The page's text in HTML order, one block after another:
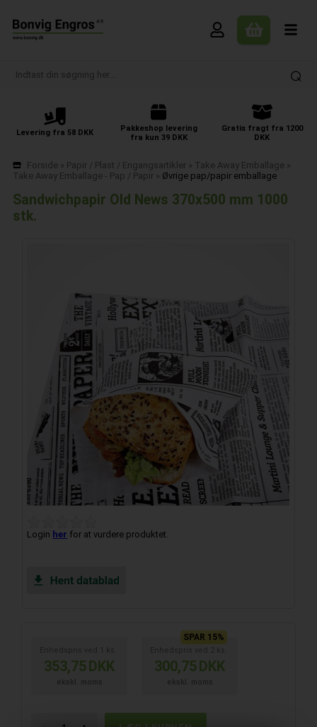
Levering fra 58 DKK
Pakkeshop levering
fra kun 39 DKK
Gratis fragt fra 1200
DKK
Forside» Papir / Plast / Engangsartikler» Take Away Emballage»
Take Away Emballage - Pap / Papir» Øvrige pap/papir emballage
Sandwichpapir Old News 370x500 mm 1000
stk.
Login her for at vurdere produktet.
353,75DKK
SPAR 15%
300,75DKK